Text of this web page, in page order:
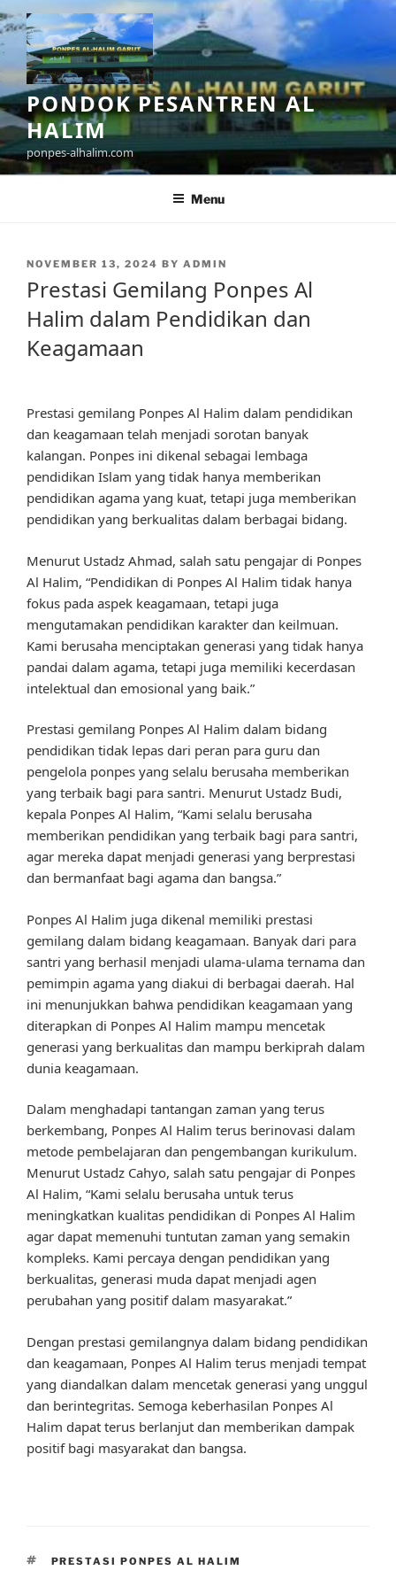
Skip
to
content
PONDOK PESANTREN AL
HALIM
ponpes-alhalim.com
Menu
POSTED
NOVEMBER 13, 2024 BY ADMIN
Prestasi Gemilang Ponpes Al
Halim dalam Pendidikan dan
Keagamaan
Prestasi gemilang Ponpes Al Halim dalam pendidikan
dan keagamaan telah menjadi sorotan banyak
kalangan. Ponpes ini dikenal sebagai lembaga
pendidikan Islam yang tidak hanya memberikan
pendidikan agama yang kuat, tetapi juga memberikan
pendidikan yang berkualitas dalam berbagai bidang.
Menurut Ustadz Ahmad, salah satu pengajar di Ponpes
Al Halim, “Pendidikan di Ponpes Al Halim tidak hanya
fokus pada aspek keagamaan, tetapi juga
mengutamakan pendidikan karakter dan keilmuan.
Kami berusaha menciptakan generasi yang tidak hanya
pandai dalam agama, tetapi juga memiliki kecerdasan
intelektual dan emosional yang baik.”
Prestasi gemilang Ponpes Al Halim dalam bidang
pendidikan tidak lepas dari peran para guru dan
pengelola ponpes yang selalu berusaha memberikan
yang terbaik bagi para santri. Menurut Ustadz Budi,
kepala Ponpes Al Halim, “Kami selalu berusaha
memberikan pendidikan yang terbaik bagi para santri,
agar mereka dapat menjadi generasi yang berprestasi
dan bermanfaat bagi agama dan bangsa.”
Ponpes Al Halim juga dikenal memiliki prestasi
gemilang dalam bidang keagamaan. Banyak dari para
santri yang berhasil menjadi ulama-ulama ternama dan
pemimpin agama yang diakui di berbagai daerah. Hal
ini menunjukkan bahwa pendidikan keagamaan yang
diterapkan di Ponpes Al Halim mampu mencetak
generasi yang berkualitas dan mampu berkiprah dalam
dunia keagamaan.
Dalam menghadapi tantangan zaman yang terus
berkembang, Ponpes Al Halim terus berinovasi dalam
metode pembelajaran dan pengembangan kurikulum.
Menurut Ustadz Cahyo, salah satu pengajar di Ponpes
Al Halim, “Kami selalu berusaha untuk terus
meningkatkan kualitas pendidikan di Ponpes Al Halim
agar dapat memenuhi tuntutan zaman yang semakin
kompleks. Kami percaya dengan pendidikan yang
berkualitas, generasi muda dapat menjadi agen
perubahan yang positif dalam masyarakat.”
Dengan prestasi gemilangnya dalam bidang pendidikan
dan keagamaan, Ponpes Al Halim terus menjadi tempat
yang diandalkan dalam mencetak generasi yang unggul
dan berintegritas. Semoga keberhasilan Ponpes Al
Halim dapat terus berlanjut dan memberikan dampak
positif bagi masyarakat dan bangsa.
TAGS
PRESTASI PONPES AL HALIM